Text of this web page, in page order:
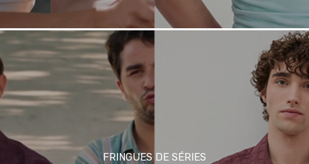
FRINGUES DE SÉRIES